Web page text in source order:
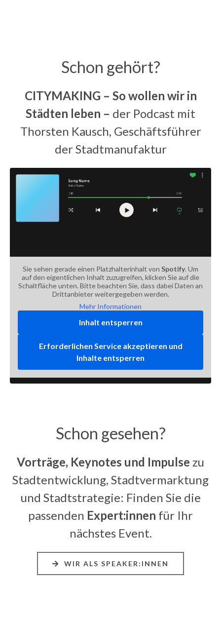
Schon gehört?
CITYMAKING – So wollen wir in
Städten leben – der Podcast mit
Thorsten Kausch, Geschäftsführer
der Stadtmanufaktur
Sie sehen gerade einen Platzhalterinhalt von Spotify. Um
auf den eigentlichen Inhalt zuzugreifen, klicken Sie auf die
Schaltfläche unten. Bitte beachten Sie, dass dabei Daten an
Drittanbieter weitergegeben werden.
Mehr Informationen
Inhalt entsperren
Erforderlichen Service akzeptieren und
Inhalte entsperren
Schon gesehen?
Vorträge, Keynotes und Impulse zu
Stadtentwicklung, Stadtvermarktung
und Stadtstrategie: Finden Sie die
passenden Expert:innen für Ihr
nächstes Event.
WIR ALS SPEAKER:INNEN